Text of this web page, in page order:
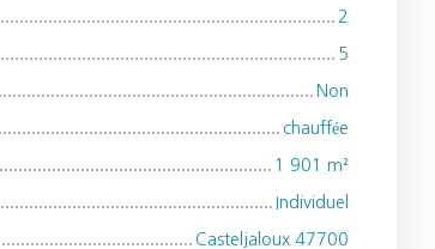
2
5
Non
chauffée
1 901 m²
Individuel
Casteljaloux 47700